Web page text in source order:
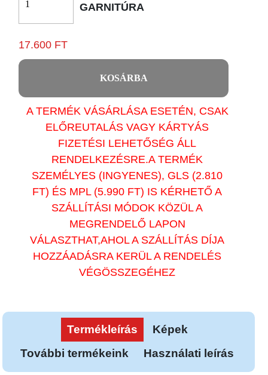
GARNITÚRA
17.600 FT
KOSÁRBA
A TERMÉK VÁSÁRLÁSA ESETÉN, CSAK
ELŐREUTALÁS VAGY KÁRTYÁS
FIZETÉSI LEHETŐSÉG ÁLL
RENDELKEZÉSRE.A TERMÉK
SZEMÉLYES (INGYENES), GLS (2.810
FT) ÉS MPL (5.990 FT) IS KÉRHETŐ A
SZÁLLÍTÁSI MÓDOK KÖZÜL A
MEGRENDELŐ LAPON
VÁLASZTHAT,AHOL A SZÁLLÍTÁS DÍJA
HOZZÁADÁSRA KERÜL A RENDELÉS
VÉGÖSSZEGÉHEZ
Termékleírás
Képek
További termékeink
Használati leírás